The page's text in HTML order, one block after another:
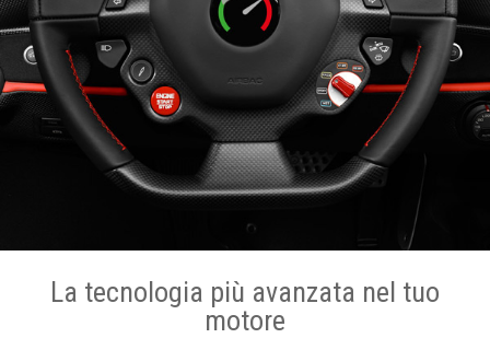
La tecnologia più avanzata nel tuo
motore